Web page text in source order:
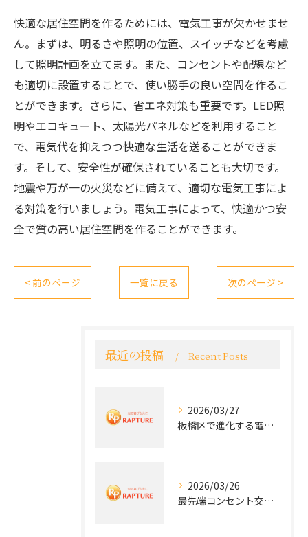
快適な居住空間を作るためには、電気工事が欠かせませ
ん。まずは、明るさや照明の位置、スイッチなどを考慮
して照明計画を立てます。また、コンセントや配線など
も適切に設置することで、使い勝手の良い空間を作るこ
とができます。さらに、省エネ対策も重要です。LED照
明やエコキュート、太陽光パネルなどを利用すること
で、電気代を抑えつつ快適な生活を送ることができま
す。そして、安全性が確保されていることも大切です。
地震や万が一の火災などに備えて、適切な電気工事によ
る対策を行いましょう。電気工事によって、快適かつ安
全で質の高い居住空間を作ることができます。
< 前のページ 一覧に戻る 次のページ >
最近の投稿 Recent Posts
2026/03/27
板橋区で進化する電気工事と最新コンセント交換技術
2026/03/26
最先端コンセント交換で快適な生活を実現する電気工事の技術